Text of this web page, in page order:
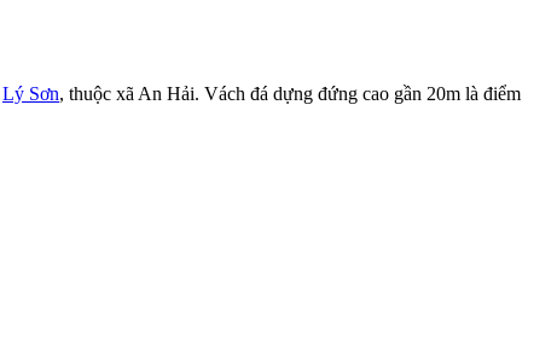
Lý Sơn, thuộc xã An Hải. Vách đá dựng đứng cao gần 20m là điểm